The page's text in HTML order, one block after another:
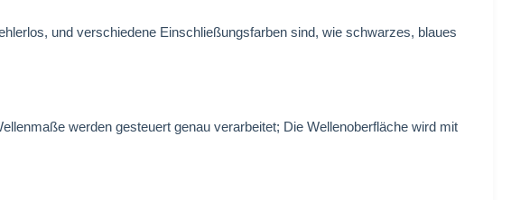
und verschiedene Einschließungsfarben sind, wie schwarzes, blaues
werden gesteuert genau verarbeitet; Die Wellenoberfläche wird mit